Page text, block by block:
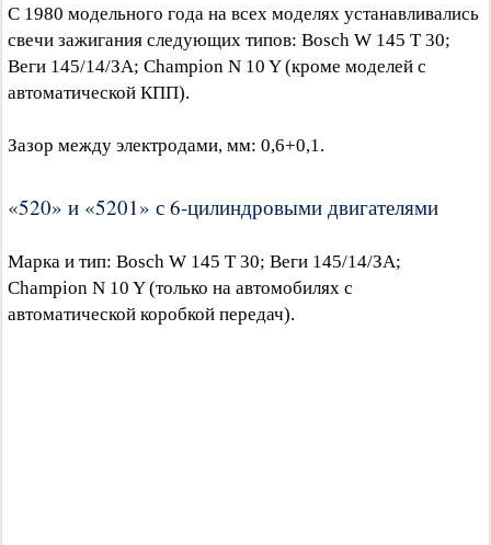
С 1980 модельного года на всех моделях устанавливались
свечи зажигания следующих типов: Bosch W 145 Т 30;
Веги 145/14/ЗА; Champion N 10 Y (кроме моделей с
автоматической КПП).
Зазор между электродами, мм: 0,6+0,1.
«520» и «5201» с 6-цилиндровыми двигателями
Марка и тип: Bosch W 145 Т 30; Веги 145/14/ЗА;
Champion N 10 Y (только на автомобилях с
автоматической коробкой передач).